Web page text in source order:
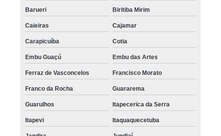
Barueri Biritiba Mirim
Caieiras Cajamar
Carapicuíba Cotia
Embu Guaçú Embu das Artes
Ferraz de Vasconcelos Francisco Morato
Franco da Rocha Guararema
Guarulhos Itapecerica da Serra
Itapevi Itaquaquecetuba